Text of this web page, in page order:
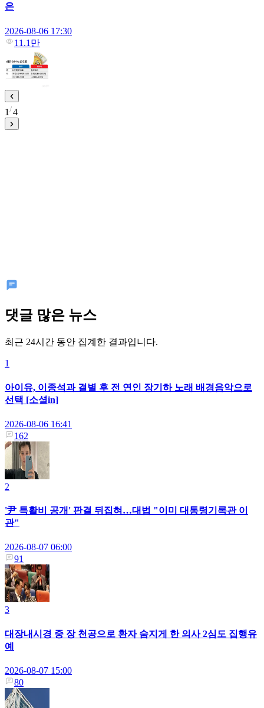
은
2026-08-06 17:30
11.1만
1 4
댓글 많은 뉴스
최근 24시간 동안 집계한 결과입니다.
1
아이유, 이종석과 결별 후 전 연인 장기하 노래 배경음악으로
선택 [소셜in]
2026-08-06 16:41
162
2
'尹 특활비 공개' 판결 뒤집혀…대법 "이미 대통령기록관 이
관"
2026-08-07 06:00
91
3
대장내시경 중 장 천공으로 환자 숨지게 한 의사 2심도 집행유
예
2026-08-07 15:00
80